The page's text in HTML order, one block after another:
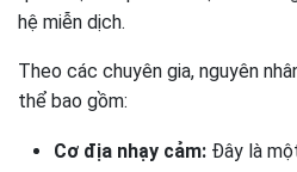
hệ miễn dịch.
Theo các chuyên gia, nguyên
thể bao gồm:
Cơ địa nhạy cảm: Đây là